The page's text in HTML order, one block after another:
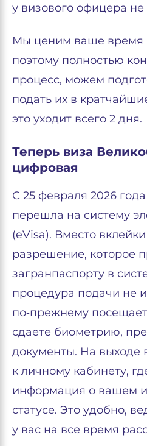
у визового офицера не
Мы ценим ваше время
поэтому полностью
процесс, можем
подать их в
это уходит всего 2 дня.
Теперь виза
цифровая
С 25 февраля 2026
перешла на систему
(eVisa). Вместо
разрешение, которое
загранпаспорту в
процедура подачи не
по‑прежнему
сдаете биометрию,
документы. На выходе
к личному кабинету,
информация о вашем
статусе. Это удобно,
у вас на все время